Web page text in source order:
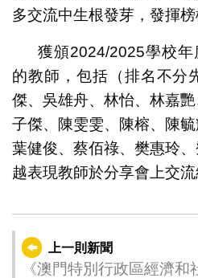
多交流中生根發芽，發揮榜
獲頒2024/2025學校年
的教師，包括（排名不分
傑、吳雄舟、林怡、林嘉
子傑、陳雯雯、陳榕、陳毓
葉健俊、蔡佰祿、樊惠玲
越表現教師於分享會上交流
上一則新聞
《澳門特別行政區經濟